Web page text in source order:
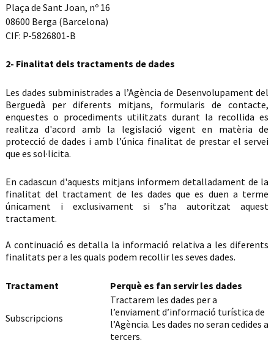
Plaça de Sant Joan, nº 16
08600 Berga (Barcelona)
CIF: P-5826801-B
2- Finalitat dels tractaments de dades
Les dades subministrades a l’Agència de Desenvolupament del
Berguedà per diferents mitjans, formularis de contacte,
enquestes o procediments utilitzats durant la recollida es
realitza d'acord amb la legislació vigent en matèria de
protecció de dades i amb l’única finalitat de prestar el servei
que es sol·licita.
En cadascun d'aquests mitjans informem detalladament de la
finalitat del tractament de les dades que es duen a terme
únicament i exclusivament si s’ha autoritzat aquest
tractament.
A continuació es detalla la informació relativa a les diferents
finalitats per a les quals podem recollir les seves dades.
Tractament Perquè es fan servir les dades
Subscripcions
Tractarem les dades per a
l’enviament d’informació turística de
l’Agència. Les dades no seran cedides a
tercers.